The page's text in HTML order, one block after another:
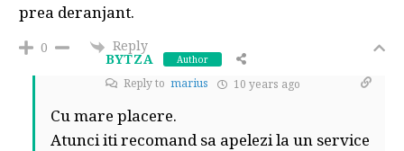
prea deranjant.
0 Reply
BYTZA Author
Reply to marius 10 years ago
Cu mare placere.
Atunci iti recomand sa apelezi la un service